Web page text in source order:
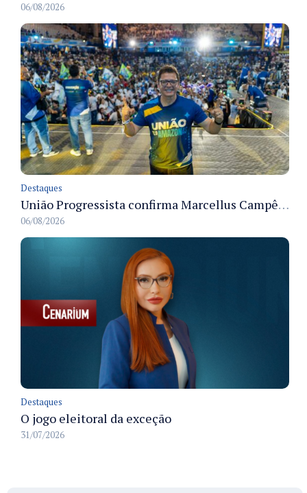
06/08/2026
Destaques
União Progressista confirma Marcellus Campêlo como candidato a deputado estadual
06/08/2026
Destaques
O jogo eleitoral da exceção
31/07/2026